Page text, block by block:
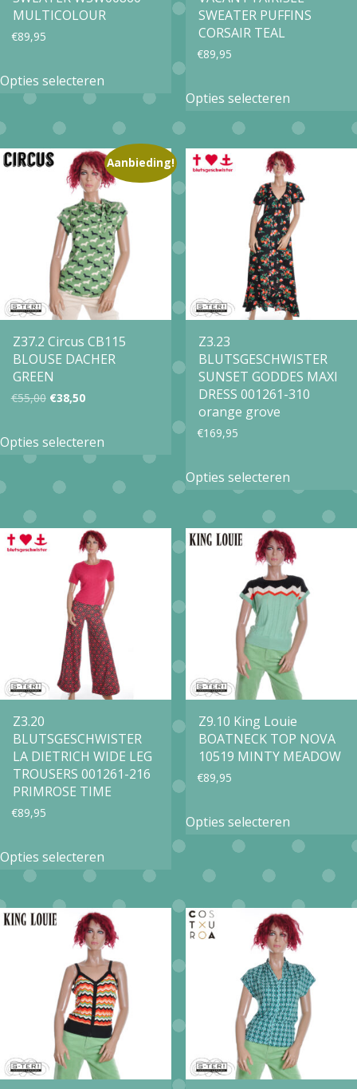
MULTICOLOUR
€89,95
Opties selecteren
product
heeft
meerdere
variaties.
Deze
optie
kan
gekozen
worden
op
de
productpagina
SWEATER PUFFINS
CORSAIR TEAL
€89,95
Opties selecteren
heeft
meerdere
variaties.
Deze
optie
kan
gekozen
worden
de
Aanbieding!
Z37.2 Circus CB115
BLOUSE DACHER
GREEN
€55,00 Oorspronkelijke
was:
€38,50Huidige
is:
Opties selecteren
heeft
variaties.
Deze
optie
kan
gekozen
worden
op
productpagina
Z3.23
BLUTSGESCHWISTER
SUNSET GODDES MAXI
DRESS 001261-310
orange grove
€169,95
Opties selecteren
product
meerdere
variaties.
Deze
optie
kan
gekozen
worden
op
de
Z3.20
BLUTSGESCHWISTER
LA DIETRICH WIDE LEG
TROUSERS 001261-216
PRIMROSE TIME
€89,95
Opties selecteren
product
meerdere
variaties.
Deze
optie
kan
gekozen
worden
Z9.10 King Louie
BOATNECK TOP NOVA
10519 MINTY MEADOW
€89,95
Opties selecteren
meerdere
variaties.
Deze
optie
kan
gekozen
worden
op